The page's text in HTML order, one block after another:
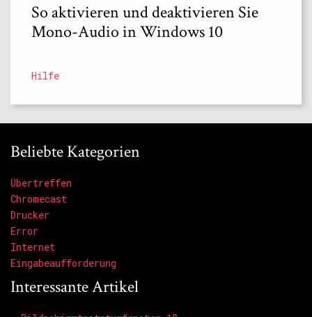
So aktivieren und deaktivieren Sie
Mono-Audio in Windows 10
Hilfe
Beliebte Kategorien
Übertreffen
Chromecast
Drucker
Error
Internet
Eingabeaufforderung
Interessante Artikel